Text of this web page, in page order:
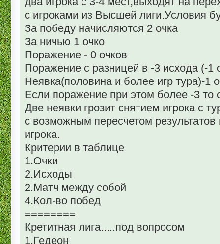
с игроками из Высшей лиги.Условия
За победу начисляются 2 очка
За ничью 1 очко
Поражение - 0 очков
Поражение с разницей в -3 исхода (-1
Неявка(половина и более игр тура)-1
Если поражение при этом более -3 то
Две неявки грозит снятием игрока с
с возможным пересчетом результатов
игрока.
Критерии в таблице
1.Очки
2.Исходы
2.Матч между собой
4.Кол-во побед
========
Кретитная лига.....под вопросом
1.Гедеон